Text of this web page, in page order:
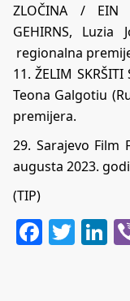
ZLOČINA / EIN
GEHIRNS,
regionalna
11. ŽELIM SKRŠITI
Teona Galgotiu
premijera.
29. Sarajevo Film
augusta 2023.
(TIP)